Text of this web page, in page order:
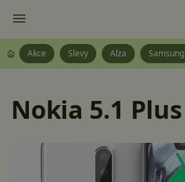
Akce Slevy Alza Samsung
Nokia 5.1 Plus